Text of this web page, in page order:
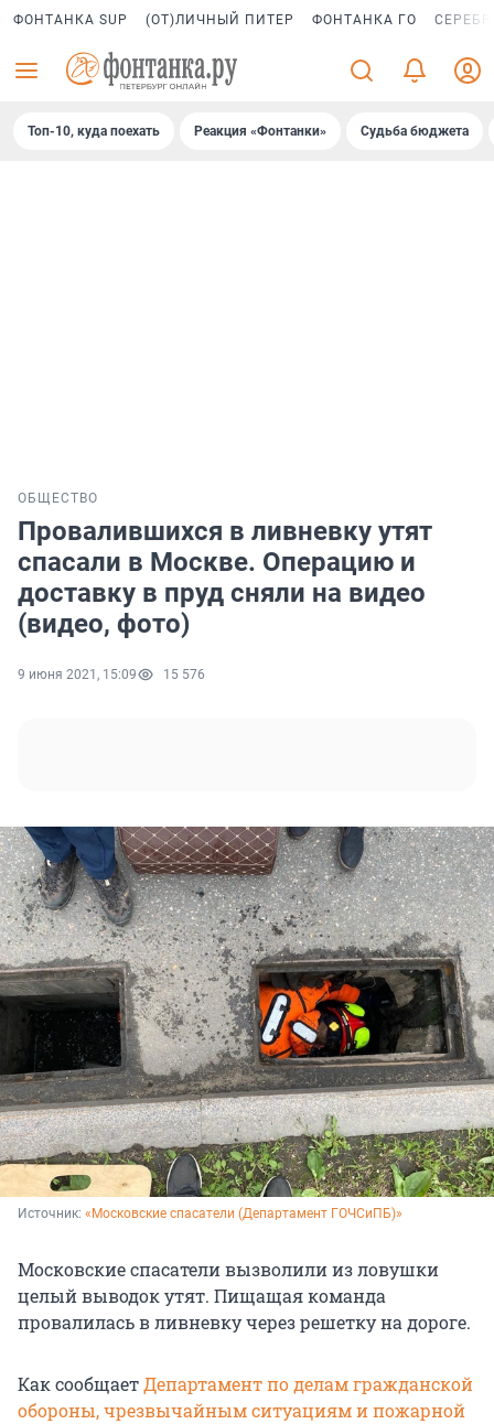
ФОНТАНКА SUP (ОТ)ЛИЧНЫЙ ПИТЕР ФОНТАНКА ГО
Топ-10, куда поехать Реакция «Фонтанки» Судьба бюджета
ОБЩЕСТВО
Провалившихся в ливневку утят
спасали в Москве. Операцию и
доставку в пруд сняли на видео
(видео, фото)
9 июня 2021, 15:09 15 576
Источник: «Московские спасатели (Департамент ГОЧСиПБ)»
Московские спасатели вызволили из ловушки
целый выводок утят. Пищащая команда
провалилась в ливневку через решетку на дороге.
Как сообщаетДепартамент по делам гражданской
обороны, чрезвычайным ситуациям и пожарной